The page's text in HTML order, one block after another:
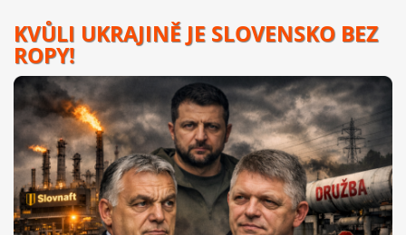
KVŮLI UKRAJINĚ JE SLOVENSKO BEZ
ROPY!